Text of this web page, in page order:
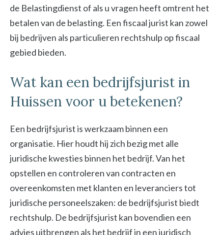
de Belastingdienst of als u vragen heeft omtrent het
betalen van de belasting. Een fiscaal jurist kan zowel
bij bedrijven als particulieren rechtshulp op fiscaal
gebied bieden.
Wat kan een bedrijfsjurist in
Huissen voor u betekenen?
Een bedrijfsjurist is werkzaam binnen een
organisatie. Hier houdt hij zich bezig met alle
juridische kwesties binnen het bedrijf. Van het
opstellen en controleren van contracten en
overeenkomsten met klanten en leveranciers tot
juridische personeelszaken: de bedrijfsjurist biedt
rechtshulp. De bedrijfsjurist kan bovendien een
advies uitbrengen als het bedrijf in een juridisch